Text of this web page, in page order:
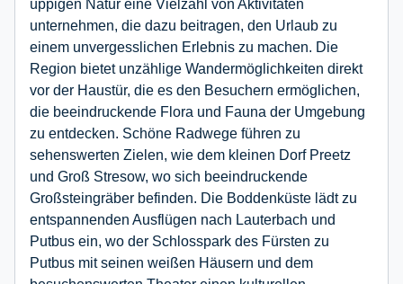
üppigen Natur eine Vielzahl von Aktivitäten
unternehmen, die dazu beitragen, den Urlaub zu
einem unvergesslichen Erlebnis zu machen. Die
Region bietet unzählige Wandermöglichkeiten direkt
vor der Haustür, die es den Besuchern ermöglichen,
die beeindruckende Flora und Fauna der Umgebung
zu entdecken. Schöne Radwege führen zu
sehenswerten Zielen, wie dem kleinen Dorf Preetz
und Groß Stresow, wo sich beeindruckende
Großsteingräber befinden. Die Boddenküste lädt zu
entspannenden Ausflügen nach Lauterbach und
Putbus ein, wo der Schlosspark des Fürsten zu
Putbus mit seinen weißen Häusern und dem